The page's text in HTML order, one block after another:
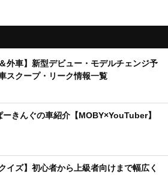
＆外車】新型デビュー・モデルチェンジ予
スクープ・リーク情報一覧
ーきんぐの車紹介【MOBY×YouTuber】
クイズ】初心者から上級者向けまで幅広く